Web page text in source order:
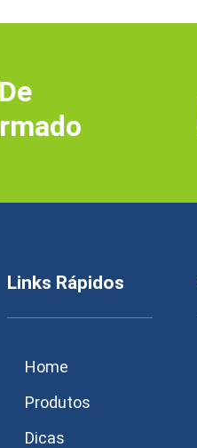
Links Rápidos
Home
Produtos
Dicas